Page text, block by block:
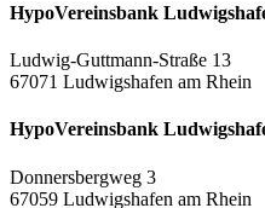
HypoVereinsbank
Ludwig-Guttmann-Straße 13
67071 Ludwigshafen am Rhein
HypoVereinsbank
Donnersbergweg 3
67059 Ludwigshafen am Rhein